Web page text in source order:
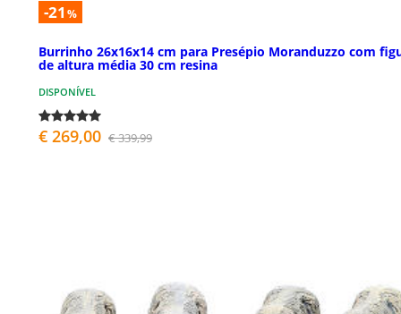
-21 %
Burrinho 26x16x14 cm para Presépio Moranduzzo com
de altura média 30 cm resina
DISPONÍVEL
€ 269,00 € 339,99